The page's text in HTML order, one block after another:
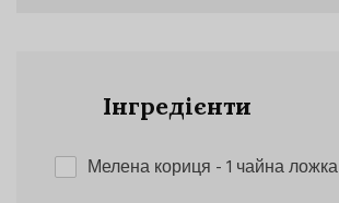
Інгредієнти
Мелена кориця - 1 чайна ложка